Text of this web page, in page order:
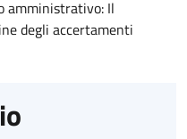
amministrativo: Il
degli accertamenti